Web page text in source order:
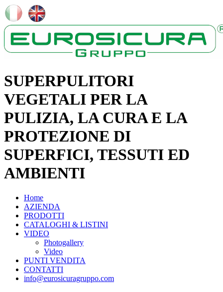
SUPERPULITORI
VEGETALI PER LA
PULIZIA, LA CURA E LA
PROTEZIONE DI
SUPERFICI, TESSUTI ED
AMBIENTI
Home
AZIENDA
PRODOTTI
CATALOGHI & LISTINI
VIDEO
Photogallery
Video
PUNTI VENDITA
CONTATTI
info@eurosicuragruppo.com